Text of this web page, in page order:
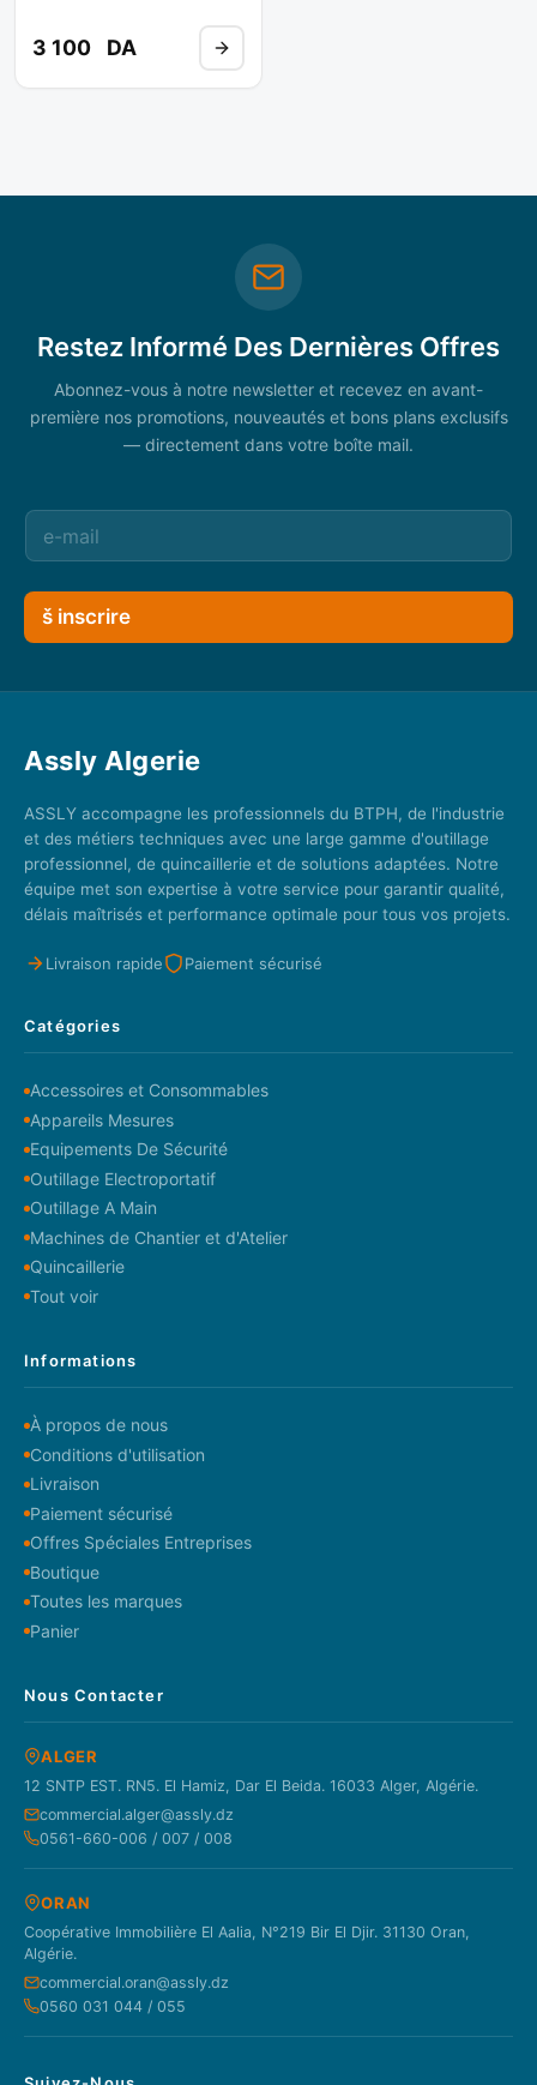
3 100 DA
Restez Informé Des Dernières Offres
Abonnez-vous à notre newsletter et recevez en avant-
première nos promotions, nouveautés et bons plans exclusifs
— directement dans votre boîte mail.
š inscrire
Assly Algerie
ASSLY accompagne les professionnels du BTPH, de l'industrie
et des métiers techniques avec une large gamme d'outillage
professionnel, de quincaillerie et de solutions adaptées. Notre
équipe met son expertise à votre service pour garantir qualité,
délais maîtrisés et performance optimale pour tous vos projets.
Livraison rapide Paiement sécurisé
Catégories
Accessoires et Consommables
Appareils Mesures
Equipements De Sécurité
Outillage Electroportatif
Outillage A Main
Machines de Chantier et d'Atelier
Quincaillerie
Tout voir
Informations
À propos de nous
Conditions d'utilisation
Livraison
Paiement sécurisé
Offres Spéciales Entreprises
Boutique
Toutes les marques
Panier
Nous Contacter
ALGER
12 SNTP EST. RN5. El Hamiz, Dar El Beida. 16033 Alger, Algérie.
commercial.alger@assly.dz
0561-660-006 / 007 / 008
ORAN
Coopérative Immobilière El Aalia, N°219 Bir El Djir. 31130 Oran,
Algérie.
commercial.oran@assly.dz
0560 031 044 / 055